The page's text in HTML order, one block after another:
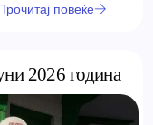
повеќе
2026 година